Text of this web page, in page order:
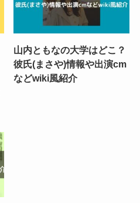
山内ともなの大学はどこ？
彼氏(まさや)情報や出演cm
などwiki風紹介